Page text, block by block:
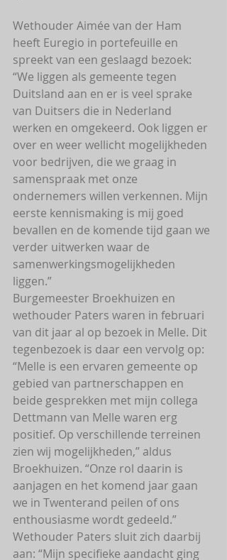
Wethouder Aimée van der Ham
heeft Euregio in portefeuille en
spreekt van een geslaagd bezoek:
“We liggen als gemeente tegen
Duitsland aan en er is veel sprake
van Duitsers die in Nederland
werken en omgekeerd. Ook liggen er
over en weer wellicht mogelijkheden
voor bedrijven, die we graag in
samenspraak met onze
ondernemers willen verkennen. Mijn
eerste kennismaking is mij goed
bevallen en de komende tijd gaan we
verder uitwerken waar de
samenwerkingsmogelijkheden
liggen.”
Burgemeester Broekhuizen en
wethouder Paters waren in februari
van dit jaar al op bezoek in Melle. Dit
tegenbezoek is daar een vervolg op:
“Melle is een ervaren gemeente op
gebied van partnerschappen en
beide gesprekken met mijn collega
Dettmann van Melle waren erg
positief. Op verschillende terreinen
zien wij mogelijkheden,” aldus
Broekhuizen. “Onze rol daarin is
aanjagen en het komend jaar gaan
we in Twenterand peilen of ons
enthousiasme wordt gedeeld.”
Wethouder Paters sluit zich daarbij
aan: “Mijn specifieke aandacht ging